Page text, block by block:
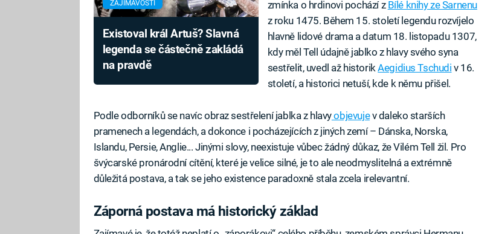
ZAJÍMAVOSTI
Existoval král Artuš? Slavná
legenda se částečně zakládá
na pravdě
zmínka o hrdinovi pochází z Bílé knihy ze Sarnenu
z roku 1475. Během 15. století legendu rozvíjelo
hlavně lidové drama a datum 18. listopadu 1307,
kdy měl Tell údajně jablko z hlavy svého syna
sestřelit, uvedl až historikAegidius Tschudi v 16.
století, a historici netuší, kde k němu přišel.
Podle odborníků se navíc obraz sestřelení jablka z hlavyobjevujev daleko starších
pramenech a legendách, a dokonce i pocházejících z jiných zemí – Dánska, Norska,
Islandu, Persie, Anglie... Jinými slovy, neexistuje vůbec žádný důkaz, že Vilém Tell žil. Pro
švýcarské pronárodní cítění, které je velice silné, je to ale neodmyslitelná a extrémně
důležitá postava, a tak se jeho existence paradoxně stala zcela irelevantní.
Záporná postava má historický základ